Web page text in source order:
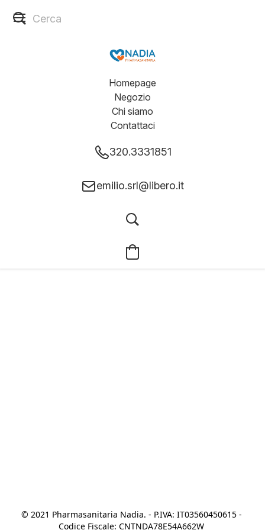
Homepage
Negozio
Chi siamo
Contattaci
320.3331851
emilio.srl@libero.it
© 2021 Pharmasanitaria Nadia. - P.IVA: IT03560450615 -
Codice Fiscale: CNTNDA78E54A662W